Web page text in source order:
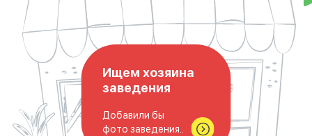
Ищем хозяина
заведения
Добавили бы
фото заведения..